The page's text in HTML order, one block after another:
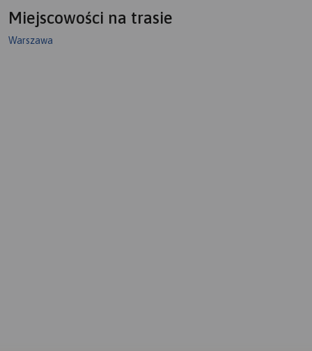
Miejscowości na trasie
Warszawa